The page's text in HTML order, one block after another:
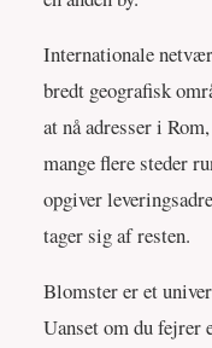
Internationale
bredt geografisk
at nå adresser i
mange flere steder
opgiver
tager sig af resten.
Blomster er et
Uanset om du